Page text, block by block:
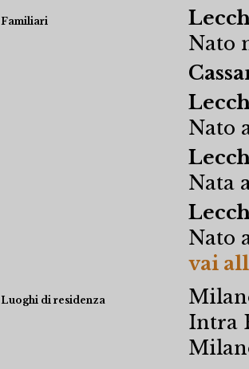
Familiari
Nato
Nato
Nata
Nato
vai
Luoghi di residenza
Intra